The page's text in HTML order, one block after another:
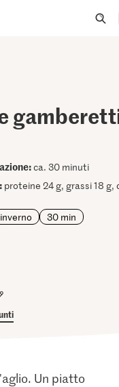
ca. 30 minuti
proteine 24 g, grassi 18 g,
30 min
Un piatto